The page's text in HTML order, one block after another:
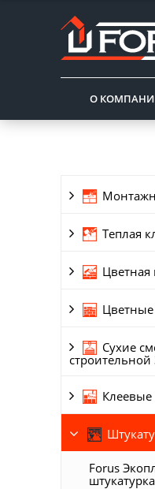
О
Теплая
Цветная
Цветные
Сухие
строительной
Клеевые
Forus